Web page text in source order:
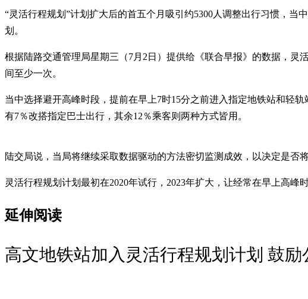
“灵活行程规划”计划扩大后的首五个月吸引约5300人调整出行习惯，
划。
根据陆路交通管理局星期三（7月2日）提供给《联合早报》的数据，灵
间至少一次。
当中选择避开高峰时段，提前在早上7时15分之前进入指定地铁站和轻
有7％改搭指定巴士出行，其余12％乘客则两种方式皆用。
陆交局说，当局将继续采取数据驱动的方法密切监测成效，以决定是否
灵活行程规划计划最初在2020年试行，2023年扩大，让经常在早上高
延伸阅读
高文地铁站加入灵活行程规划计划 鼓